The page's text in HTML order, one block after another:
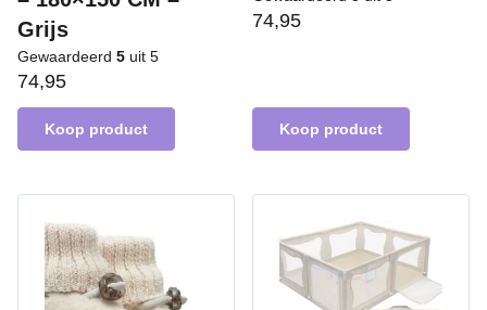
Grijs
Gewaardeerd 5 uit 5
74,95
Koop product
74,95
Koop product